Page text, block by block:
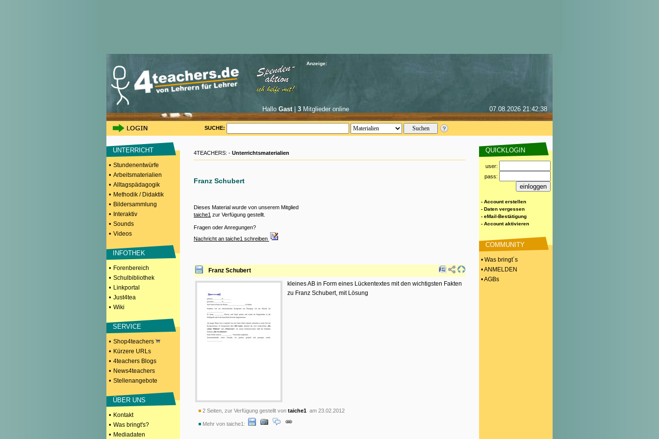
Anzeige:
Hallo Gast| 3Mitglieder online 07.08.2026 21:42:38
SUCHE:
UNTERRICHT
• Stundenentwürfe
• Arbeitsmaterialien
• Alltagspädagogik
• Methodik / Didaktik
• Bildersammlung
• Interaktiv
• Sounds
• Videos
INFOTHEK
• Forenbereich
• Schulbibliothek
• Linkportal
• Just4tea
• Wiki
SERVICE
• Shop4teachers
• Kürzere URLs
• 4teachers Blogs
• News4teachers
• Stellenangebote
ÜBER UNS
• Kontakt
• Was bringt's?
• Mediadaten
4TEACHERS: - Unterrichtsmaterialien
Franz Schubert
Dieses Material wurde von unserem Mitglied
taiche1 zur Verfügung gestellt.
Fragen oder Anregungen?
Nachricht an taiche1 schreiben
Franz Schubert
kleines AB in Form eines Lückentextes mit den wichtigsten Fakten
zu Franz Schubert, mit Lösung
2 Seiten, zur Verfügung gestellt von taiche1 am 23.02.2012
Mehr von taiche1:
QUICKLOGIN
user:
pass:
- Account erstellen
- Daten vergessen
- eMail-Bestätigung
- Account aktivieren
COMMUNITY
• Was bringt´s
• ANMELDEN
• AGBs